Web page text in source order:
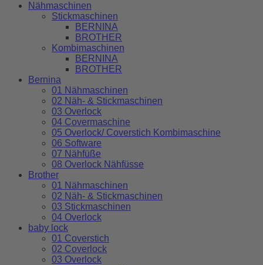
Nähmaschinen
Stickmaschinen
BERNINA
BROTHER
Kombimaschinen
BERNINA
BROTHER
Bernina
01 Nähmaschinen
02 Näh- & Stickmaschinen
03 Overlock
04 Covermaschine
05 Overlock/ Coverstich Kombimaschine
06 Software
07 Nähfüße
08 Overlock Nähfüsse
Brother
01 Nähmaschinen
02 Näh- & Stickmaschinen
03 Stickmaschinen
04 Overlock
baby lock
01 Coverstich
02 Coverlock
03 Overlock